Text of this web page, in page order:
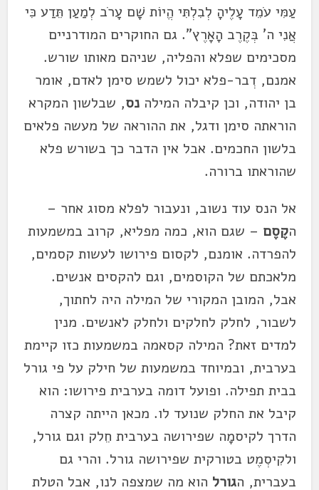
עַמִּי עֹמֵד עָלֶיהָ לְבִלְתִּי הֱיוֹת שָׁם עָרֹב לְמַעַן תֵּדַע כִּי
אֲנִי ה' בְּקֶרֶב הָאָרֶץ". גם החוקרים המודרניים
מסכימים שפלא והפליה, שניהם מאותו שורש.
אמנם, דְבר-פלא יכול לשמש סימן לאדם, אומר
בן יהודה, וכן קיבלה המילהנס, שבלשון המקרא
הוראתה סימן ודגל, את ההוראה של מעשה פלאים
בלשון החכמים. אבל אין הדבר כך בשורש פלא
שהוראתו ברורה.
אל הנס עוד נשוב, ונעבור לפלא מסוג אחר –
הקֶסֶם – שגם הוא, כמה מפליא, קרוב במשמעות
להפרדה. אומנם, לקסום פירושו לעשות קסמים,
מלאכתם של הקוסמים, וגם להקסים אנשים.
אבל, המובן המקורי של המילה היה לחתוך,
לשבור, לחלק לחלקים ולחלק לאנשים. מנין
למדים זאת? המילה קסאמה במשמעות כזו קיימת
בערבית, ובמיוחד במשמעות של חילק על פי גורל
בבית תפילה. ופועל דומה בערבית פירושו: הוא
קיבל את החלק שנועד לו. מכאן הייתה קצרה
הדרך לקיסמָה שפירושה בערבית חֵלק וגם גורל,
ולקִיסְמֶט בטורקית שפירושה גורל. והרי גם
בעברית, הגורל הוא מה שמצפה לנו, אבל הטלת